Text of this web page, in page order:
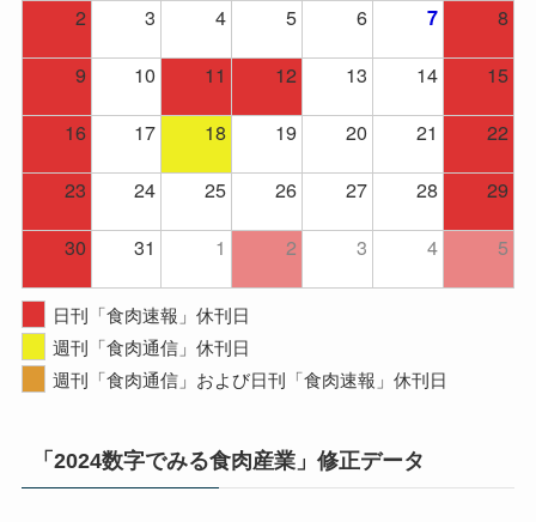
2
3 4 5 6 7
8
9
10 11 12 13 14
15
16
17 18 19 20 21
22
23
24 25 26 27 28
29
30
31 1 2 3 4 5
日刊「食肉速報」休刊日
週刊「食肉通信」休刊日
週刊「食肉通信」および日刊「食肉速報」休刊日
「2024数字でみる食肉産業」修正データ